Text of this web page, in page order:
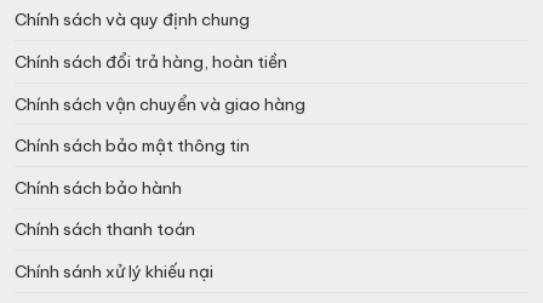
Chính sách và quy định chung
Chính sách đổi trả hàng, hoàn tiền
Chính sách vận chuyển và giao hàng
Chính sách bảo mật thông tin
Chính sách bảo hành
Chính sách thanh toán
Chính sánh xử lý khiếu nại